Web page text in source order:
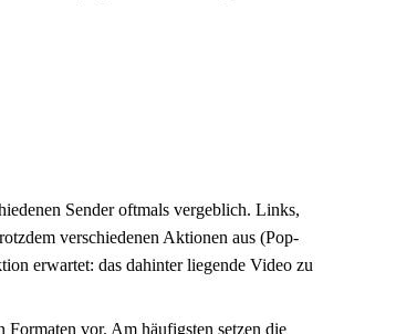
Sender oftmals vergeblich. Links,
verschiedenen Aktionen aus (Pop-
erwartet: das dahinter liegende Video zu
vor. Am häufigsten setzen die